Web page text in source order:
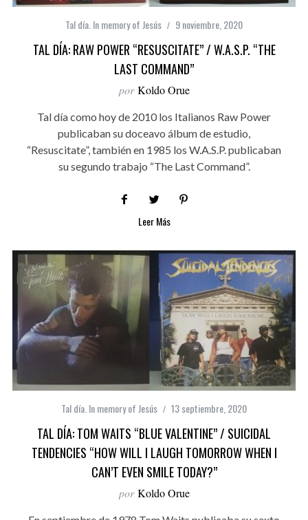
Tal día. In memory of Jesús 9 noviembre, 2020
TAL DÍA: RAW POWER “RESUSCITATE” / W.A.S.P. “THE
LAST COMMAND”
por Koldo Orue
Tal día como hoy de 2010 los Italianos Raw Power
publicaban su doceavo álbum de estudio,
“Resuscitate”, también en 1985 los W.A.S.P. publicaban
su segundo trabajo “The Last Command”.
Leer Más
Tal día. In memory of Jesús 13 septiembre, 2020
TAL DÍA: TOM WAITS “BLUE VALENTINE” / SUICIDAL
TENDENCIES “HOW WILL I LAUGH TOMORROW WHEN I
CAN’T EVEN SMILE TODAY?”
por Koldo Orue